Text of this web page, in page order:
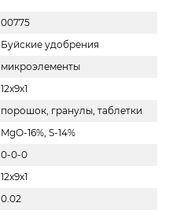
00775
Буйские удобрения
микроэлементы
12х9х1
порошок, гранулы, таблетки
MgO-16%, S-14%
0-0-0
12х9х1
0.02